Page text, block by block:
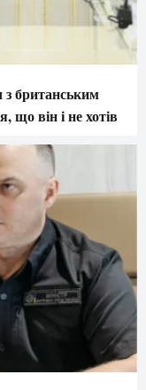
з британським
він і не хотів